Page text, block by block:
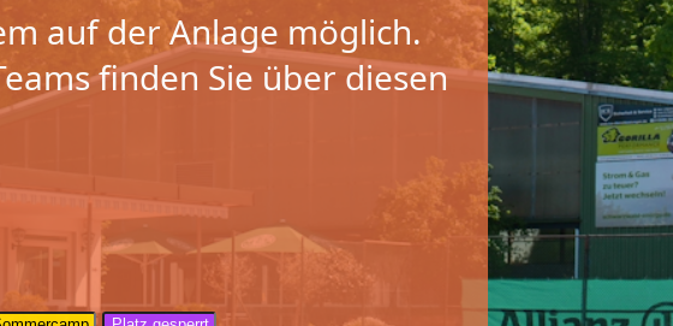
auf der Anlage möglich.
finden Sie über diesen